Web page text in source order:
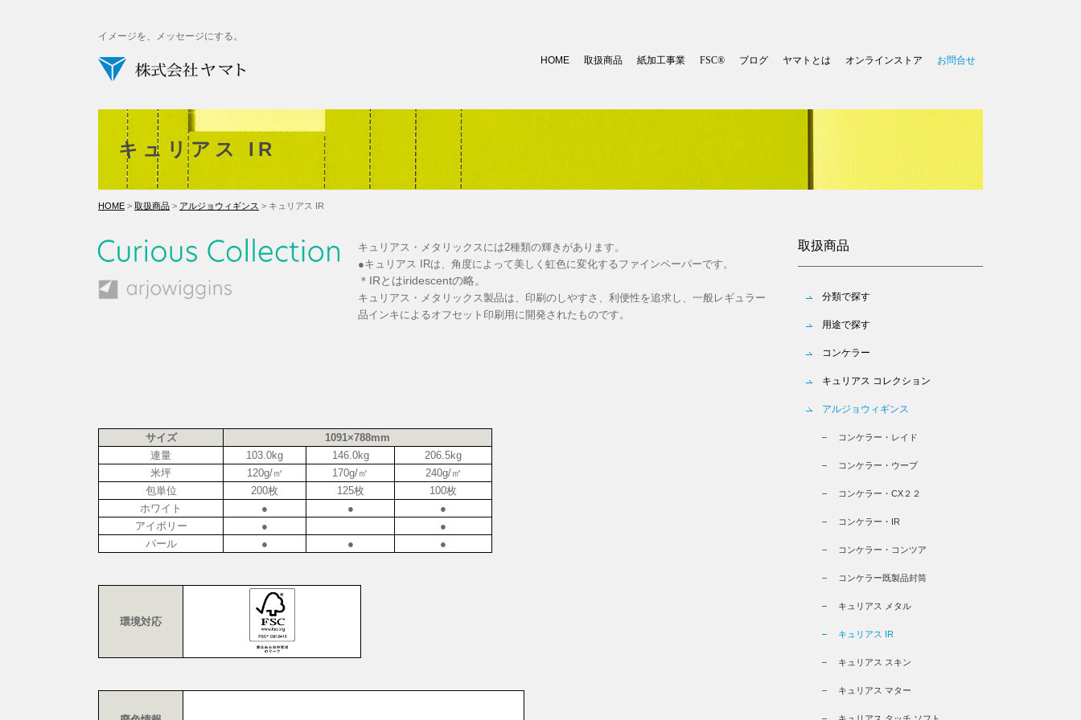
イメージを、メッセージにする。
HOME 取扱商品 紙加工事業 FSC® ブログ ヤマトとは オンラインストア お問合せ
キュリアス IR
HOME > 取扱商品 > アルジョウィギンス > キュリアス IR
キュリアス・メタリックスには2種類の輝きがあります。
●キュリアス IRは、角度によって美しく虹色に変化するファインペーパーです。
＊IRとはiridescentの略。
キュリアス・メタリックス製品は、印刷のしやすさ、利便性を追求し、一般レギュラー
品インキによるオフセット印刷用に開発されたものです。
サイズ
1091×788mm
連量
103.0kg 146.0kg
206.5kg
米坪
120g/㎡ 170g/㎡
240g/㎡
包単位
200枚 125枚
100枚
ホワイト
● ●
●
アイボリー
●
●
パール
● ● ●
環境対応
取扱商品
分類で探す
用途で探す
コンケラー
キュリアス コレクション
アルジョウィギンス
コンケラー・レイド
コンケラー・ウーブ
コンケラー・CX２２
コンケラー・IR
コンケラー・コンツア
コンケラー既製品封筒
キュリアス メタル
キュリアス IR
キュリアス スキン
キュリアス マター